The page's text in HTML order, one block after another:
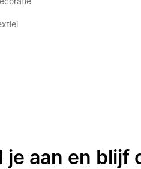
je aan en blijf